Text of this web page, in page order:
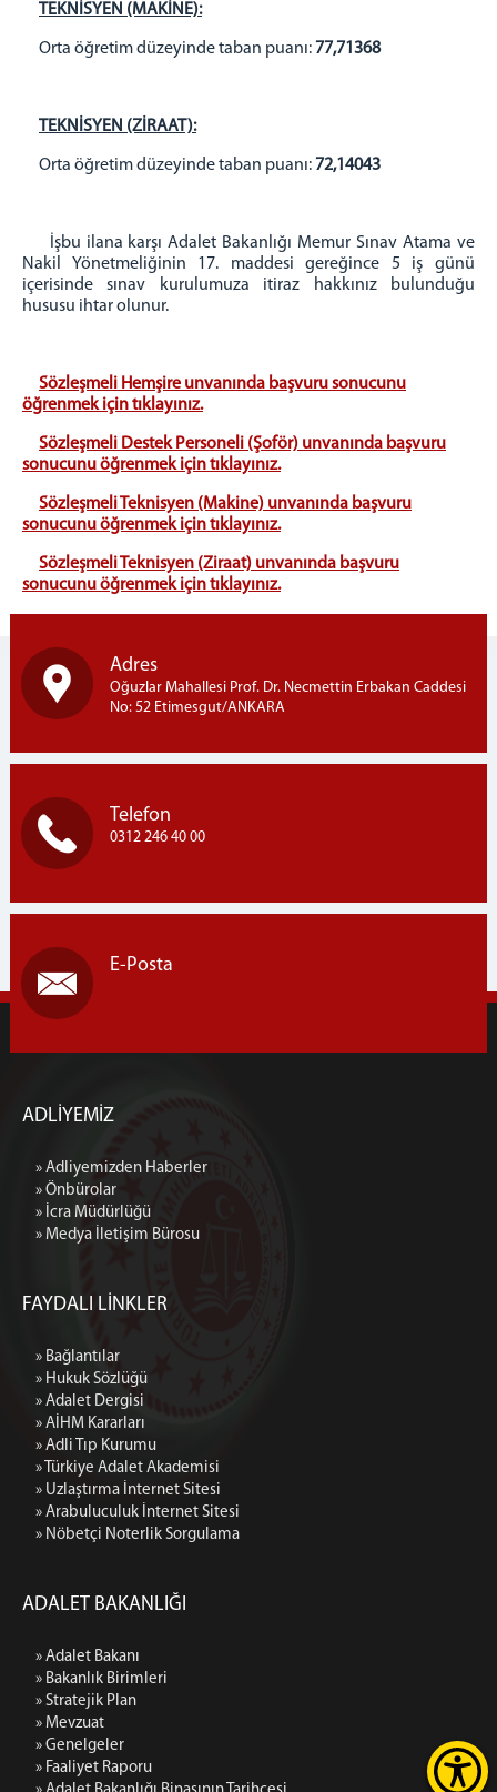
TEKNİSYEN (MAKİNE):
Orta öğretim düzeyinde taban puanı: 77,71368
TEKNİSYEN (ZİRAAT):
Orta öğretim düzeyinde taban puanı: 72,14043
İşbu ilana karşı Adalet Bakanlığı Memur Sınav Atama ve
Nakil Yönetmeliğinin 17. maddesi gereğince 5 iş günü
içerisinde sınav kurulumuza itiraz hakkınız bulunduğu
hususu ihtar olunur.
Sözleşmeli Hemşire unvanında başvuru sonucunu
öğrenmek için tıklayınız.
Sözleşmeli Destek Personeli (Şoför) unvanında başvuru
sonucunu öğrenmek için tıklayınız.
Sözleşmeli Teknisyen (Makine) unvanında başvuru
sonucunu öğrenmek için tıklayınız.
Sözleşmeli Teknisyen (Ziraat) unvanında başvuru
sonucunu öğrenmek için tıklayınız.
Adres
Oğuzlar Mahallesi Prof. Dr. Necmettin Erbakan Caddesi
No: 52 Etimesgut/ANKARA
Telefon
0312 246 40 00
E-Posta
ADLİYEMİZ
» Adliyemizden Haberler
» Önbürolar
» İcra Müdürlüğü
» Medya İletişim Bürosu
FAYDALI LİNKLER
» Bağlantılar
» Hukuk Sözlüğü
» Adalet Dergisi
» AİHM Kararları
» Adli Tıp Kurumu
» Türkiye Adalet Akademisi
» Uzlaştırma İnternet Sitesi
» Arabuluculuk İnternet Sitesi
» Nöbetçi Noterlik Sorgulama
ADALET BAKANLIĞI
» Adalet Bakanı
» Bakanlık Birimleri
» Stratejik Plan
» Mevzuat
» Genelgeler
» Faaliyet Raporu